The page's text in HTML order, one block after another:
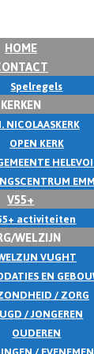
HOME
Spelregels
KERKEN
NICOLAASKERK
OPEN KERK
V55+
activiteiten
WELZIJN
VUGHT
EN
/ ZORG
/ JONGEREN
OUDEREN